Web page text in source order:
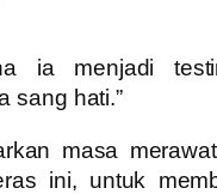
ia menjadi
sang hati.”
masa
ini, untuk